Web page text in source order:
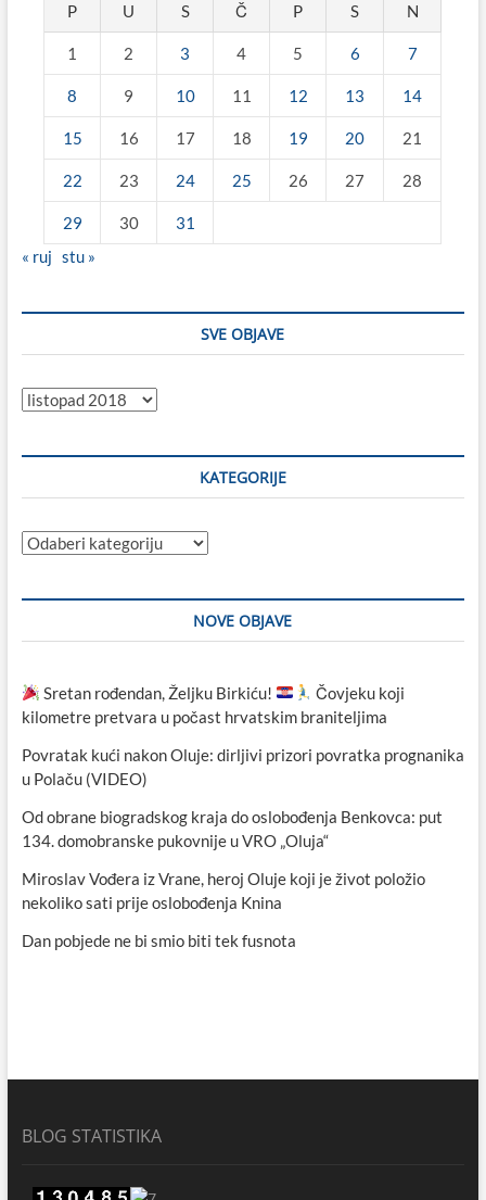
P U S Č P S N
1 2 3 4 5 6 7
8 9 10 11 12 13 14
15 16 17 18 19 20 21
22 23 24 25 26 27 28
29 30
31
« ruj stu »
SVE OBJAVE
Sve
KATEGORIJE
Kategorije
NOVE OBJAVE
Sretan rođendan, Željku Birkiću!
Čovjeku koji
kilometre pretvara u počast hrvatskim braniteljima
Povratak kući nakon Oluje: dirljivi prizori povratka prognanika
u Polaču (VIDEO)
Od obrane biogradskog kraja do oslobođenja Benkovca: put
134. domobranske pukovnije u VRO „Oluja“
Miroslav Vođera iz Vrane, heroj Oluje koji je život položio
nekoliko sati prije oslobođenja Knina
Dan pobjede ne bi smio biti tek fusnota
BLOG STATISTIKA